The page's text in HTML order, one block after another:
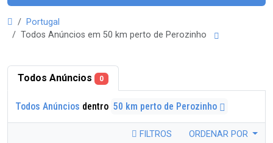
Portugal
Todos Anúncios em 50 km perto de Perozinho
Todos Anúncios 0
Todos Anúncios dentro 50 km perto de Perozinho
FILTROS ORDENAR POR